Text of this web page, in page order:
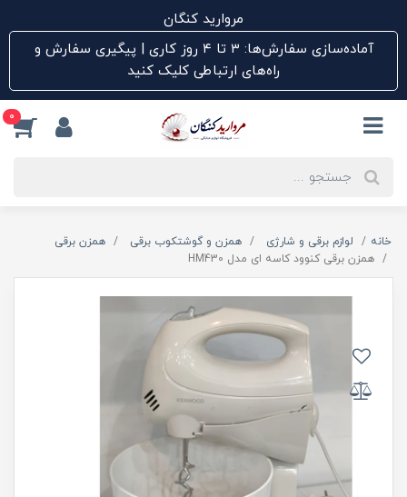
مروارید کنگان
آماده‌سازی سفارش‌ها: ۳ تا ۴ روز کاری | پیگیری سفارش و
راه‌های ارتباطی کلیک کنید
0
خانه لوازم برقی و شارژی همزن و گوشتکوب برقی
همزن برقی
همزن برقی کنوود کاسه ای مدل HM430